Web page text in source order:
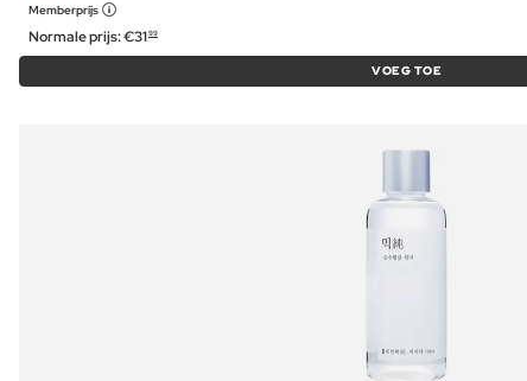
Memberprijs
Normale prijs:€3199
VOEG TOE